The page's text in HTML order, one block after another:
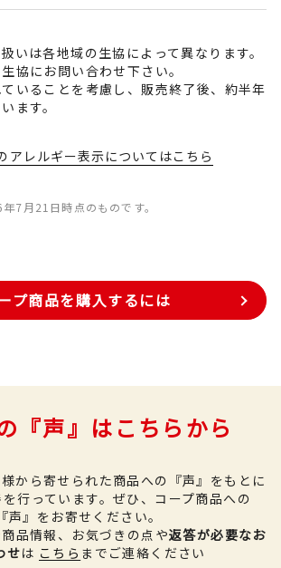
いは各地域の生協によって異なります。
協にお問い合わせ下さい。
いることを考慮し、販売終了後、約半年
ます。
アレルギー表示についてはこちら
7月21日時点のものです。
プ商品を購入するには
『声』はこちらから
から寄せられた商品への『声』をもとに
行っています。 ぜひ、コープ商品への
『声』をお寄せください。
品情報、お気づきの点や返答が必要なお
せは こちら までご連絡ください